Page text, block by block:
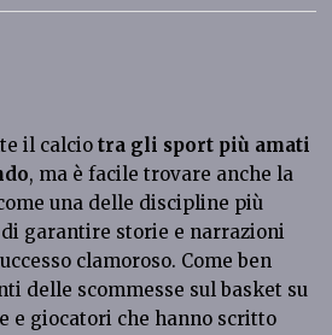
il calciotra gli sport più amati
, ma è facile trovare anche la
una delle discipline più
garantire storie e narrazioni
clamoroso. Come ben
delle scommesse sul basket su
e giocatori che hanno scritto